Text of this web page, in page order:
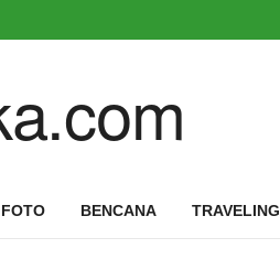
FOTO BENCANA TRAVELING